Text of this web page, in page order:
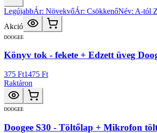
LegújabbÁr: NövekvőÁr: CsökkenőNév: A-tól
Akció
DOOGEE
Könyv tok - fekete + Edzett üveg
375 Ft1475 Ft
Raktáron
DOOGEE
Doogee S30 - Töltőlap + Mikrofon